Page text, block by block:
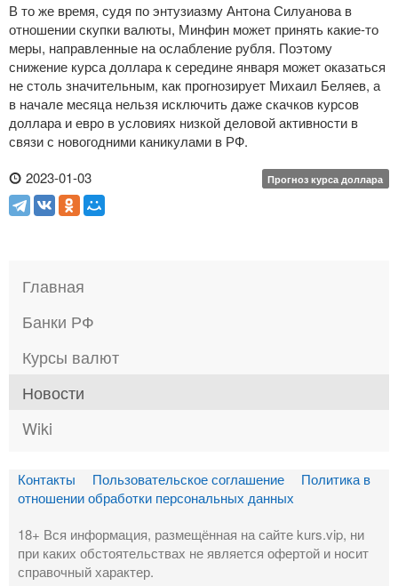
В то же время, судя по энтузиазму Антона Силуанова в
отношении скупки валюты, Минфин может принять какие-то
меры, направленные на ослабление рубля. Поэтому
снижение курса доллара к середине января может оказаться
не столь значительным, как прогнозирует Михаил Беляев, а
в начале месяца нельзя исключить даже скачков курсов
доллара и евро в условиях низкой деловой активности в
связи с новогодними каникулами в РФ.
2023-01-03
Прогноз курса доллара
Главная
Банки РФ
Курсы валют
Новости
Wiki
Контакты Пользовательское соглашение
Политика в
отношении обработки персональных данных
18+ Вся информация, размещённая на сайте kurs.vip, ни
при каких обстоятельствах не является офертой и носит
справочный характер.